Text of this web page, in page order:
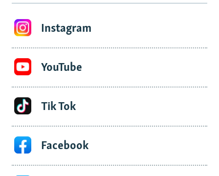
Instagram
YouTube
Tik Tok
Facebook